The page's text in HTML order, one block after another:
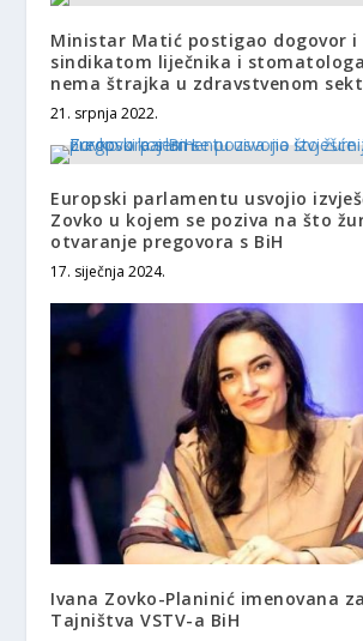
Ministar Matić postigao dogovor i
sindikatom liječnika i
nema štrajka u zdravstvenom
21. srpnja 2022.
Europski parlamentu usvojio
Zovko u kojem se poziva na što
otvaranje pregovora s BiH
17. siječnja 2024.
Ivana Zovko-Planinić imenovana
Tajništva VSTV-a BiH